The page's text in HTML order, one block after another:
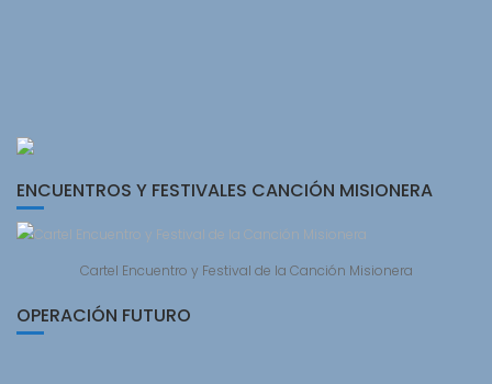
ENCUENTROS Y FESTIVALES CANCIÓN MISIONERA
Cartel Encuentro y Festival de la Canción Misionera
OPERACIÓN FUTURO